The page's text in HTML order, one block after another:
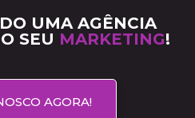
UMA AGÊNCIA
SEU MARKETING!
AGORA!